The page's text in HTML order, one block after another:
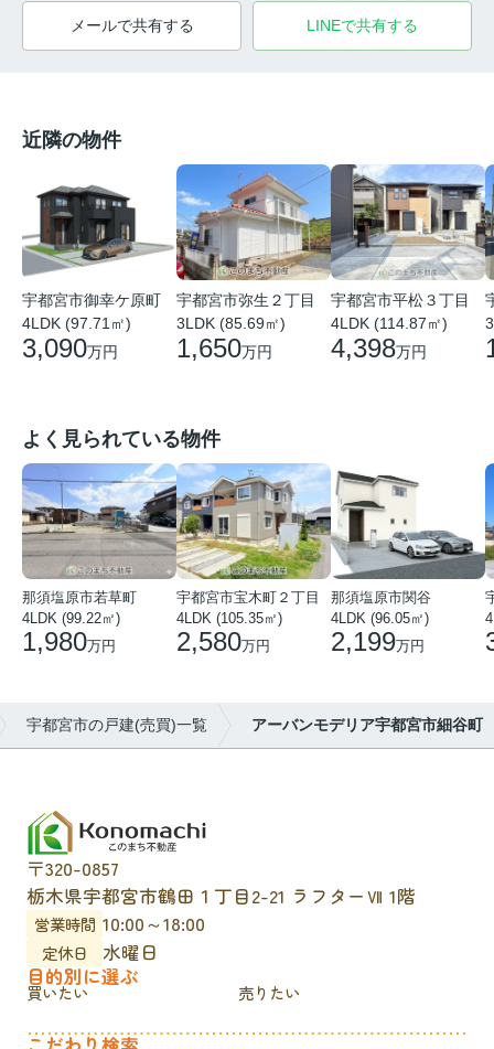
メールで共有する LINEで共有する
近隣の物件
宇都宮市御幸ケ原町
4LDK (97.71㎡)
3,090万円
宇都宮市弥生２丁目
3LDK (85.69㎡)
1,650万円
宇都宮市平松３丁目
4LDK (114.87㎡)
4,398万円
よく見られている物件
那須塩原市若草町
4LDK (99.22㎡)
1,980万円
宇都宮市宝木町２丁目
4LDK (105.35㎡)
2,580万円
那須塩原市関谷
4LDK (96.05㎡)
2,199万円
宇都宮市の戸建(売買)一覧 アーバンモデリア宇都宮市細谷町
〒320-0857
栃木県宇都宮市鶴田１丁目2-21 ラフターⅦ 1階
営業時間 10:00～18:00
定休日
水曜日
目的別に選ぶ
買いたい 売りたい